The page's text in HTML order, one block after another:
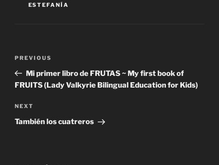
ESTEFANÍA
Previous
Post
PREVIOUS
Mi primer libro de FRUTAS ~ My first book of
FRUITS (Lady Valkyrie Bilingual Education for Kids)
Next
Post
NEXT
También los cuatreros